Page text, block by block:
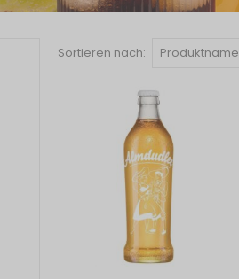
Sortieren nach